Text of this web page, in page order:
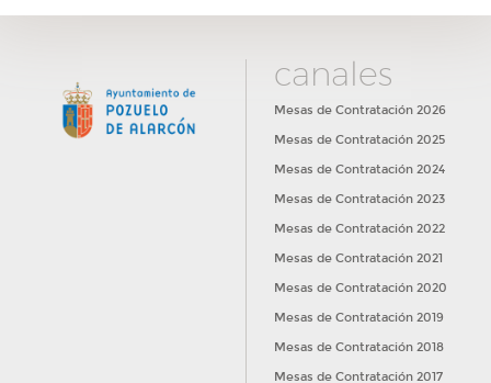
canales
Mesas de Contratación 2026
Mesas de Contratación 2025
Mesas de Contratación 2024
Mesas de Contratación 2023
Mesas de Contratación 2022
Mesas de Contratación 2021
Mesas de Contratación 2020
Mesas de Contratación 2019
Mesas de Contratación 2018
Mesas de Contratación 2017